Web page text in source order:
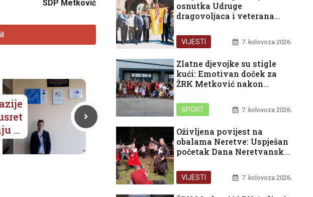
SDP Metković
iz
fizike
osnutka Udruge
dragovoljaca i veterana
Republike Hrvatske u
organizaciji Podružnice
županije
VIJESTI 7. kolovoza 2026.
Zlatne djevojke su stigle
kući: Emotivan doček za
ŽRK Metković nakon
Rijeci
SPORT 7. kolovoza 2026.
Oživljena povijest na
obalama Neretve: Uspješan
početak Dana Neretvanske
pred nama
VIJESTI 7. kolovoza 2026.